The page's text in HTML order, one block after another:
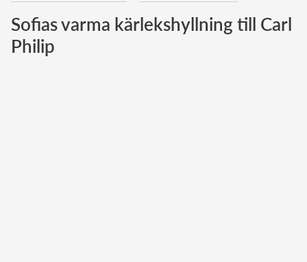
Norska kungahuset
Sofias varma kärlekshyllning till Carl
Philip